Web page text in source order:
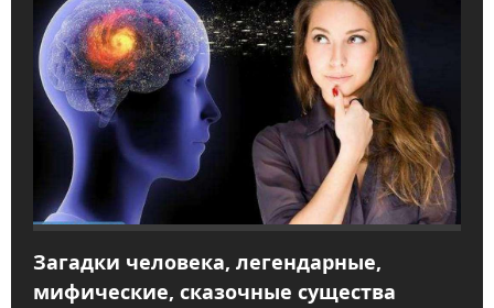
Загадки человека, легендарные,
мифические, сказочные существа